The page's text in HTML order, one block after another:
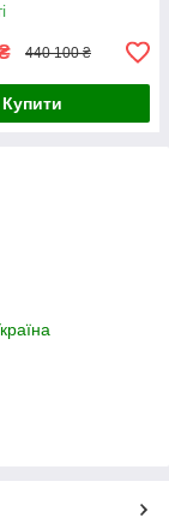
440 100 ₴
Купити